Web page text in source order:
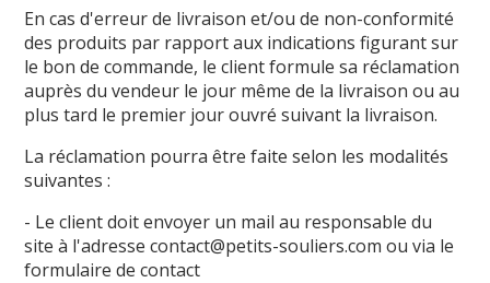
En cas d'erreur de livraison et/ou de non-conformité
des produits par rapport aux indications figurant sur
le bon de commande, le client formule sa réclamation
auprès du vendeur le jour même de la livraison ou au
plus tard le premier jour ouvré suivant la livraison.
La réclamation pourra être faite selon les modalités
suivantes :
- Le client doit envoyer un mail au responsable du
site à l'adresse contact@petits-souliers.com ou via le
formulaire de contact